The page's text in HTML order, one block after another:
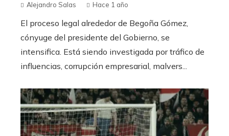
Alejandro Salas Hace 1 año
El proceso legal alrededor de Begoña Gómez,
cónyuge del presidente del Gobierno, se
intensifica. Está siendo investigada por tráfico de
influencias, corrupción empresarial, malvers...